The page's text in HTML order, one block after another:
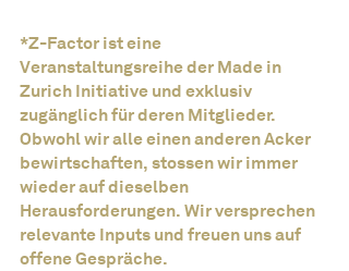
*Z-Factor ist eine
Veranstaltungsreihe der Made in
Zurich Initiative und exklusiv
zugänglich für deren Mitglieder.
Obwohl wir alle einen anderen Acker
bewirtschaften, stossen wir immer
wieder auf dieselben
Herausforderungen. Wir versprechen
relevante Inputs und freuen uns auf
offene Gespräche.